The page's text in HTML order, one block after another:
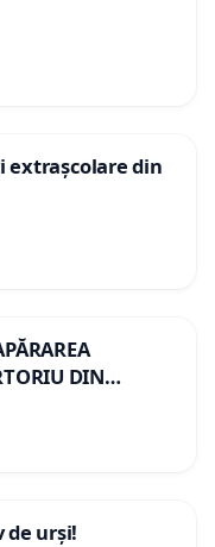
extrașcolare din
DIN
de urși!